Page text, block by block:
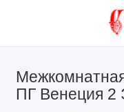
ПГ Венеция
Покрытие
Тип конструкции